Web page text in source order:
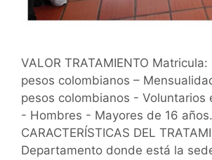
VALOR TRATAMIENTO
pesos colombianos –
pesos colombianos - Voluntarios
- Hombres - Mayores de 16 años.
CARACTERÍSTICAS DEL
Departamento donde está la